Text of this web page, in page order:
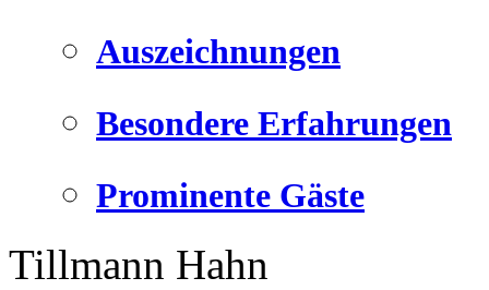
Auszeichnungen
Besondere Erfahrungen
Prominente Gäste
Tillmann Hahn